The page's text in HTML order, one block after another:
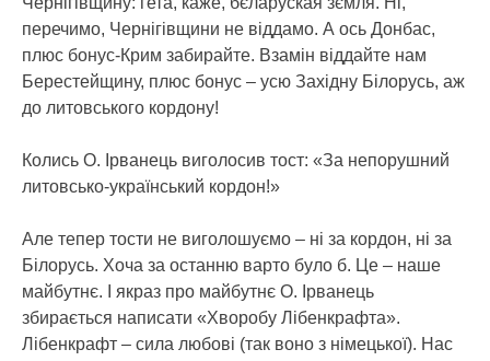
перечимо, Чернігівщини не віддамо. А ось Донбас,
плюс бонус-Крим забирайте. Взамін віддайте нам
Берестейщину, плюс бонус – усю Західну Білорусь, аж
до литовського кордону!
Колись О. Ірванець виголосив тост: «За непорушний
литовсько-український кордон!»
Але тепер тости не виголошуємо – ні за кордон, ні за
Білорусь. Хоча за останню варто було б. Це – наше
майбутнє. І якраз про майбутнє О. Ірванець
збирається написати «Хворобу Лібенкрафта».
Лібенкрафт – сила любові (так воно з німецької). Нас